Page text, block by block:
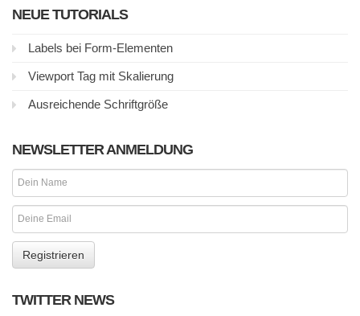
NEUE TUTORIALS
Labels bei Form-Elementen
Viewport Tag mit Skalierung
Ausreichende Schriftgröße
NEWSLETTER ANMELDUNG
TWITTER NEWS